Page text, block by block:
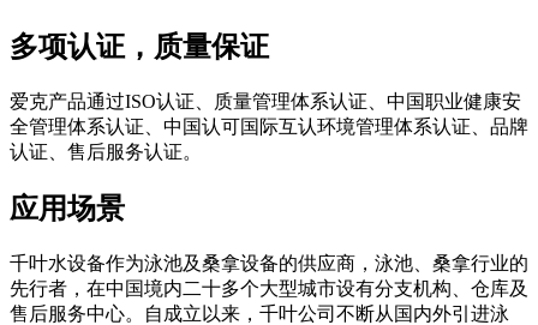
多项认证，质量保证
爱克产品通过ISO认证、质量管理体系认证、中国职业健康安
全管理体系认证、中国认可国际互认环境管理体系认证、品牌
认证、售后服务认证。
应用场景
千叶水设备作为泳池及桑拿设备的供应商，泳池、桑拿行业的
先行者，在中国境内二十多个大型城市设有分支机构、仓库及
售后服务中心。自成立以来，千叶公司不断从国内外引进泳